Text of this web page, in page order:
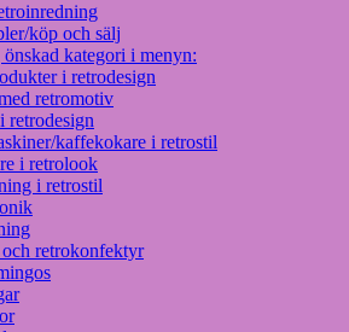
köp och sälj
kategori i menyn:
i retrodesign
retromotiv
retrodesign
kaffekokare i retrostil
i retrolook
i retrostil
retrokonfektyr